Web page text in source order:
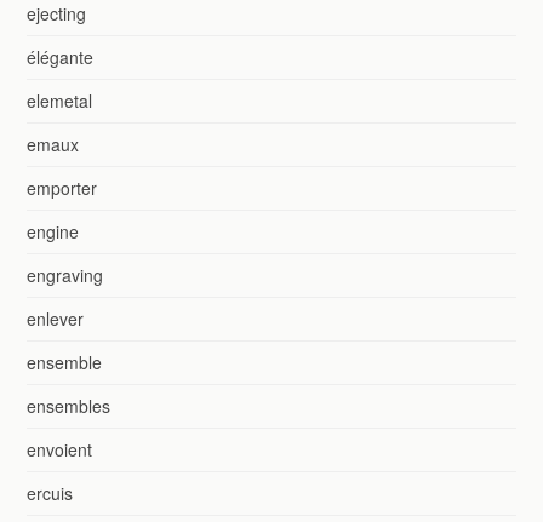
ejecting
élégante
elemetal
emaux
emporter
engine
engraving
enlever
ensemble
ensembles
envoient
ercuis